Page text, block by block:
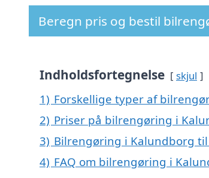
Beregn pris og bestil
Indholdsfortegnelse skjul
1) Forskellige typer af
2) Priser på bilrengøring i
3) Bilrengøring i Kalundborg
4) FAQ om bilrengøring i